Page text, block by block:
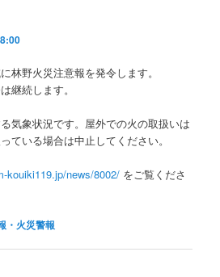
林野火災注意報を発令します。
継続します。
気象状況です。屋外での火の取扱いは
ている場合は中止してください。
kouiki119.jp/news/8002/ をご覧くださ
・火災警報